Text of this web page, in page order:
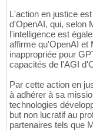
L'action en justice
d'OpenAI, qui, selon
l'intelligence est
affirme qu'OpenAI et
inappropriée pour
capacités de l'AGI
Par cette action en
à adhérer à sa
technologies
but non lucratif au
partenaires tels que